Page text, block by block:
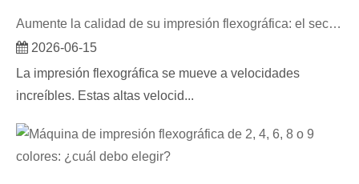
Aumente la calidad de su impresión flexográfica: el secreto de la tensión superficial de la tinta
2026-06-15
La impresión flexográfica se mueve a velocidades
increíbles. Estas altas velocid...